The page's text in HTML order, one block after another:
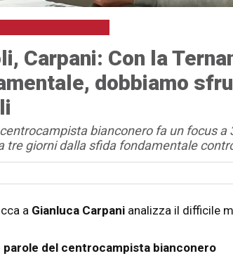
Carpani: Con la
dobbiamo
bianconero fa un focus a
tre giorni dalla sfida fondamentale
principale
a Gianluca Carpanianalizza il difficile
parole del centrocampista bianconero